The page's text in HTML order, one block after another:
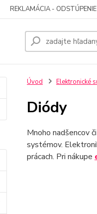
REKLAMÁCIA - ODSTÚPENIE
Úvod Elektronické
Diódy
Mnoho nadšencov
systémov.
prácach. Pri nákupe